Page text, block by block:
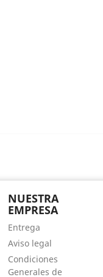
NUESTRA
EMPRESA
Entrega
Aviso legal
Condiciones
Generales de